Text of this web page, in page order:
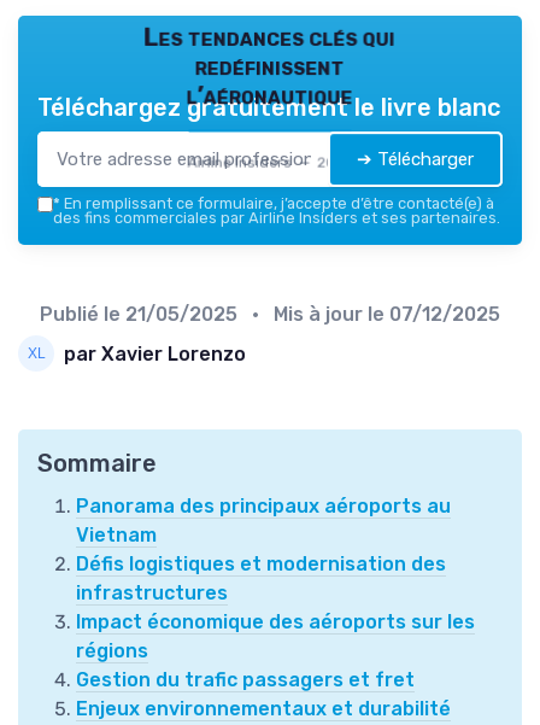
Les tendances clés qui
redéfinissent
l’aéronautique
Airline Insiders — 2026
Téléchargez gratuitement le livre blanc
➔ Télécharger
* En remplissant ce formulaire, j’accepte d’être contacté(e) à
des fins commerciales par Airline Insiders et ses partenaires.
Publié le 21/05/2025 • Mis à jour le 07/12/2025
par Xavier Lorenzo
Sommaire
Panorama des principaux aéroports au
Vietnam
Défis logistiques et modernisation des
infrastructures
Impact économique des aéroports sur les
régions
Gestion du trafic passagers et fret
Enjeux environnementaux et durabilité